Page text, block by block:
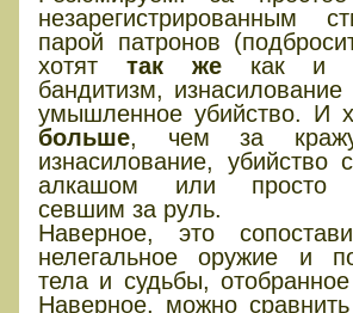
незарегистрированным
парой патронов
хотят так жекак и
бандитизм, изнасилование
умышленное убийство. И
больше, чем за
изнасилование, убийство
алкашом или просто
севшим за руль.
Наверное, это
нелегальное оружие и
тела и судьбы,
Наверное, можно